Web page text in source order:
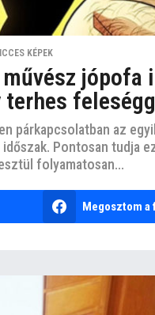
KÉPEK
terhes
párkapcsolatban az
időszak. Pontosan tudja
folyamatosan...
Megosztom a